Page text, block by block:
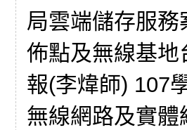
局雲端儲存服
佈點及無線基
報(李煒師) 107
無線網路及實